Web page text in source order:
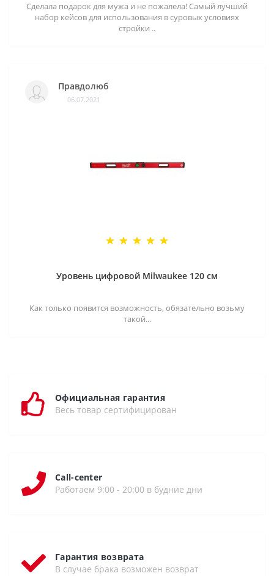
Сделала подарок для мужа и не пожалела! Самый лучший
набор кейсов для использования в суровых условиях
стройки ..
Правдолюб
06.07.2021
Уровень цифровой Milwaukee 120 см
Как только появится возможность, обязательно возьму
такой...
Официальная гарантия
Весь товар сертифицирован
Call-center
Работаем 9:00 - 20:00 в будние дни
Гарантия возврата
В случае брака возможен возврат